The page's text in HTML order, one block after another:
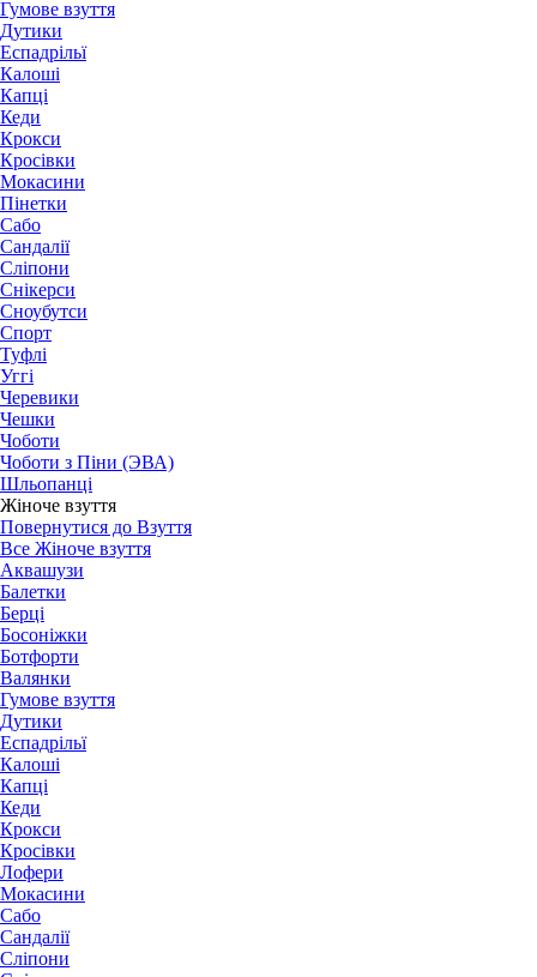
Гумове взуття
Дутики
Еспадрільї
Калоші
Капці
Кеди
Крокси
Кросівки
Мокасини
Пінетки
Сабо
Сандалії
Сліпони
Снікерси
Сноубутси
Спорт
Туфлі
Уггі
Черевики
Чешки
Чоботи
Чоботи з Піни (ЭВА)
Шльопанці
Жіноче взуття
Повернутися до Взуття
Все Жіноче взуття
Аквашузи
Балетки
Берці
Босоніжки
Ботфорти
Валянки
Гумове взуття
Дутики
Еспадрільї
Калоші
Капці
Кеди
Крокси
Кросівки
Лофери
Мокасини
Сабо
Сандалії
Сліпони